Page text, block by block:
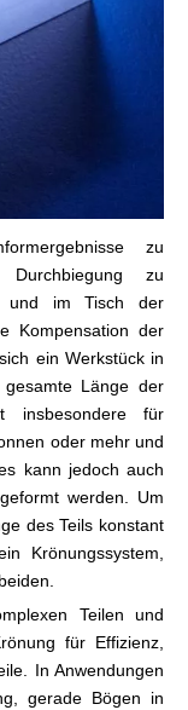
zu
zu
und im Tisch der
Kompensation der
ein Werkstück in
Länge der
insbesondere für
oder mehr und
kann jedoch auch
werden. Um
des Teils konstant
Krönungssystem,
Teilen und
für Effizienz,
In Anwendungen
gerade Bögen in